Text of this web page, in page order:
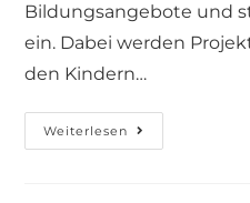
Bildungsangebote und
ein. Dabei werden
den Kindern…
Weiterlesen